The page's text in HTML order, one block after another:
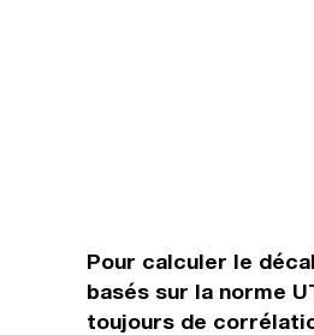
Pour calculer le
basés sur la norme
toujours de